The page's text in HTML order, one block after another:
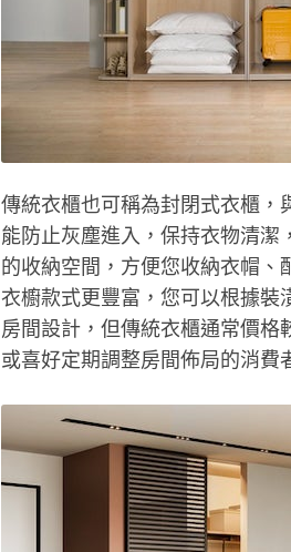
傳統衣櫃也可稱為封閉式衣櫃，
能防止灰塵進入，保持衣物清潔
的收納空間，方便您收納衣帽、
衣櫥款式更豐富，您可以根據裝
房間設計，但傳統衣櫃通常價格
或喜好定期調整房間佈局的消費